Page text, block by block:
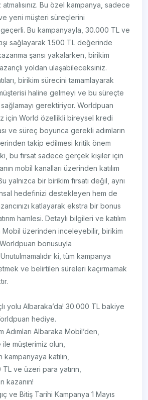
Bu özel kampanya, sadece
yeni müşteri süreçlerini
Bu kampanyayla, 30.000 TL ve
sağlayarak 1.500 TL değerinde
şansı yakalarken, birikim
yoldan ulaşabileceksiniz.
birikim sürecini tamamlayarak
haline gelmeyi ve bu süreçte
gerektiriyor. Worldpuan
için World özellikli bireysel kredi
ve süreç boyunca gerekli adımların
takip edilmesi kritik önem
ki, bu fırsat sadece gerçek kişiler için
mobil kanalları üzerinden katılım
yalnızca bir birikim fırsatı değil, aynı
hedefinizi destekleyen hem de
katlayarak ekstra bir bonus
hamlesi. Detaylı bilgileri ve katılım
Mobil üzerinden inceleyebilir, birikim
bonusuyla
ki, tüm kampanya
ve belirtilen süreleri kaçırmamak
yolu Albaraka’da! 30.000 TL bakiye
hediye.
Adımları Albaraka Mobil’den,
müşterimiz olun,
katılın,
ve üzeri para yatırın,
kazanın!
ve Bitiş Tarihi Kampanya 1 Mayıs